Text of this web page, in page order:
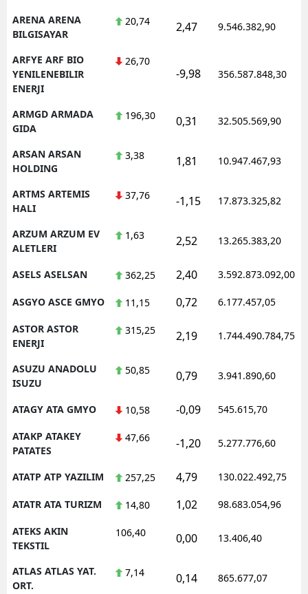
ARENA ARENA
BILGISAYAR
20,74 2,47 9.546.382,90
ARFYE ARF BIO
YENILENEBILIR
ENERJI
26,70
-9,98 356.587.848,30
ARMGD ARMADA
GIDA
196,30 0,31 32.505.569,90
ARSAN ARSAN
HOLDING
3,38 1,81 10.947.467,93
ARTMS ARTEMIS
HALI
37,76 -1,15 17.873.325,82
ARZUM ARZUM EV
ALETLERI
1,63 2,52 13.265.383,20
ASELS ASELSAN 362,25 2,40 3.592.873.092,00
ASGYO ASCE GMYO 11,15 0,72 6.177.457,05
ASTOR ASTOR
ENERJI
315,25 2,19 1.744.490.784,75
ASUZU ANADOLU
ISUZU
50,85 0,79 3.941.890,60
ATAGY ATA GMYO 10,58 -0,09 545.615,70
ATAKP ATAKEY
PATATES
47,66 -1,20 5.277.776,60
ATATP ATP YAZILIM 257,25 4,79 130.022.492,75
ATATR ATA TURIZM 14,80 1,02 98.683.054,96
ATEKS AKIN
TEKSTIL
106,40 0,00 13.406,40
ATLAS ATLAS YAT.
ORT.
7,14 0,14 865.677,07